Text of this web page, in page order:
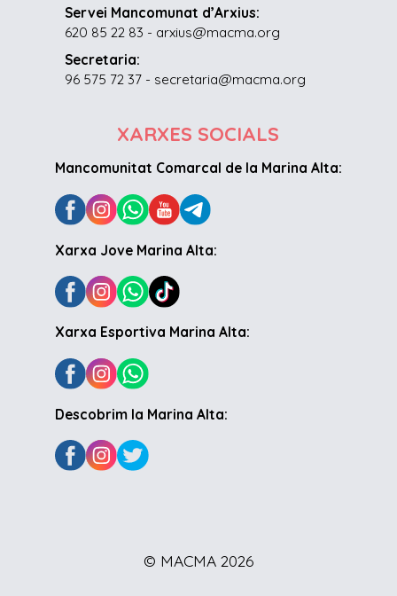
Servei Mancomunat d’Arxius:
620 85 22 83 - arxius@macma.org
Secretaria:
96 575 72 37 - secretaria@macma.org
XARXES SOCIALS
Mancomunitat Comarcal de la Marina Alta:
Xarxa Jove Marina Alta:
Xarxa Esportiva Marina Alta:
Descobrim la Marina Alta:
© MACMA 2026